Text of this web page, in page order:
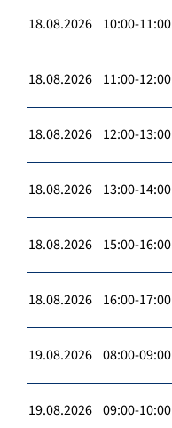
18.08.2026 10:00-11:00
18.08.2026 11:00-12:00
18.08.2026 12:00-13:00
18.08.2026 13:00-14:00
18.08.2026 15:00-16:00
18.08.2026 16:00-17:00
19.08.2026 08:00-09:00
19.08.2026 09:00-10:00